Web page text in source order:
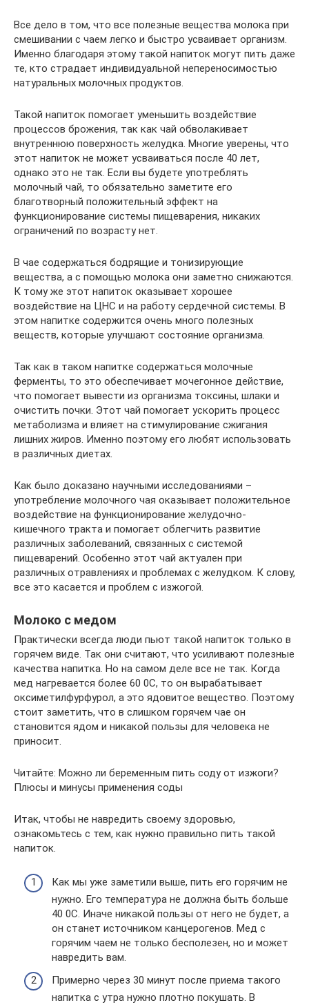
Все дело в том, что все полезные вещества молока при
смешивании с чаем легко и быстро усваивает организм.
Именно благодаря этому такой напиток могут пить даже
те, кто страдает индивидуальной непереносимостью
натуральных молочных продуктов.
Такой напиток помогает уменьшить воздействие
процессов брожения, так как чай обволакивает
внутреннюю поверхность желудка. Многие уверены, что
этот напиток не может усваиваться после 40 лет,
однако это не так. Если вы будете употреблять
молочный чай, то обязательно заметите его
благотворный положительный эффект на
функционирование системы пищеварения, никаких
ограничений по возрасту нет.
В чае содержаться бодрящие и тонизирующие
вещества, а с помощью молока они заметно снижаются.
К тому же этот напиток оказывает хорошее
воздействие на ЦНС и на работу сердечной системы. В
этом напитке содержится очень много полезных
веществ, которые улучшают состояние организма.
Так как в таком напитке содержаться молочные
ферменты, то это обеспечивает мочегонное действие,
что помогает вывести из организма токсины, шлаки и
очистить почки. Этот чай помогает ускорить процесс
метаболизма и влияет на стимулирование сжигания
лишних жиров. Именно поэтому его любят использовать
в различных диетах.
Как было доказано научными исследованиями –
употребление молочного чая оказывает положительное
воздействие на функционирование желудочно-
кишечного тракта и помогает облегчить развитие
различных заболеваний, связанных с системой
пищеварений. Особенно этот чай актуален при
различных отравлениях и проблемах с желудком. К слову,
все это касается и проблем с изжогой.
Молоко с медом
Практически всегда люди пьют такой напиток только в
горячем виде. Так они считают, что усиливают полезные
качества напитка. Но на самом деле все не так. Когда
мед нагревается более 60 0С, то он вырабатывает
оксиметилфурфурол, а это ядовитое вещество. Поэтому
стоит заметить, что в слишком горячем чае он
становится ядом и никакой пользы для человека не
приносит.
Читайте: Можно ли беременным пить соду от изжоги?
Плюсы и минусы применения соды
Итак, чтобы не навредить своему здоровью,
ознакомьтесь с тем, как нужно правильно пить такой
напиток.
Как мы уже заметили выше, пить его горячим не
нужно. Его температура не должна быть больше
40 0С. Иначе никакой пользы от него не будет, а
он станет источником канцерогенов. Мед с
горячим чаем не только бесполезен, но и может
навредить вам.
Примерно через 30 минут после приема такого
напитка с утра нужно плотно покушать. В